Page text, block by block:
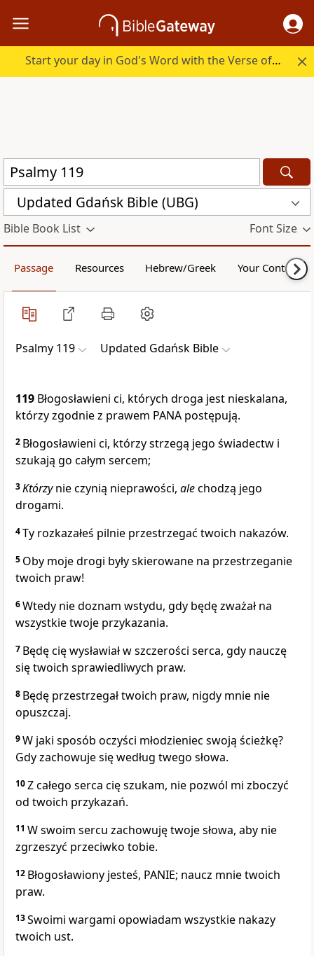
Start your day in God's Word with the Verse of the Day.
Updated Gdańsk Bible (UBG)
Bible Book List Font Size
Passage Resources Hebrew/Greek Your Content
Psalmy 119 Updated Gdańsk Bible
119 Błogosławieni ci, których droga jest nieskalana,
którzy zgodnie z prawem PANA postępują.
2 Błogosławieni ci, którzy strzegą jego świadectw i
szukają go całym sercem;
3Którzynie czynią nieprawości, alechodzą jego
drogami.
4Ty rozkazałeś pilnie przestrzegać twoich nakazów.
5 Oby moje drogi były skierowane na przestrzeganie
twoich praw!
6Wtedy nie doznam wstydu, gdy będę zważał na
wszystkie twoje przykazania.
7 Będę cię wysławiał w szczerości serca, gdy nauczę
się twoich sprawiedliwych praw.
8 Będę przestrzegał twoich praw, nigdy mnie nie
opuszczaj.
9W jaki sposób oczyści młodzieniec swoją ścieżkę?
Gdy zachowuje się według twego słowa.
10Z całego serca cię szukam, nie pozwól mi zboczyć
od twoich przykazań.
11 W swoim sercu zachowuję twoje słowa, aby nie
zgrzeszyć przeciwko tobie.
12 Błogosławiony jesteś, PANIE; naucz mnie twoich
praw.
13Swoimi wargami opowiadam wszystkie nakazy
twoich ust.